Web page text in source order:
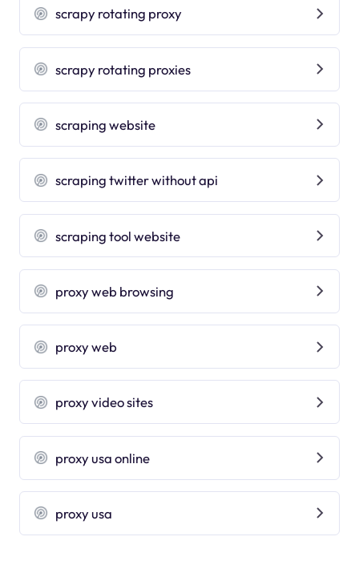
scrapy rotating proxy
scrapy rotating proxies
scraping website
scraping twitter without api
scraping tool website
proxy web browsing
proxy web
proxy video sites
proxy usa online
proxy usa